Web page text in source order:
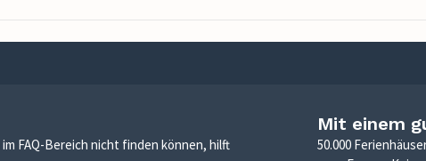
FAQ-Bereich nicht finden können, hilft
Mit einem
50.000